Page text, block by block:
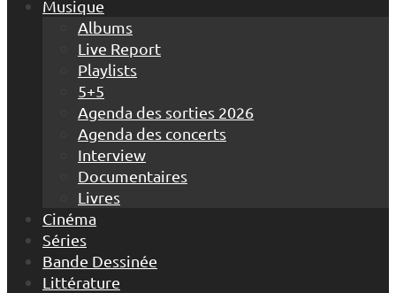
Musique
Albums
Live Report
Playlists
5+5
Agenda des sorties 2026
Agenda des concerts
Interview
Documentaires
Livres
Cinéma
Séries
Bande Dessinée
Littérature